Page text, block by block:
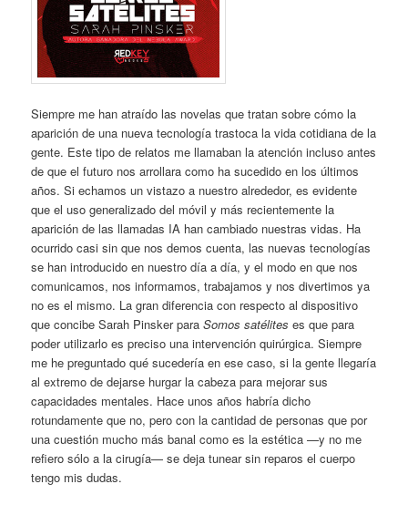
Siempre me han atraído las novelas que tratan sobre cómo la
aparición de una nueva tecnología trastoca la vida cotidiana de la
gente. Este tipo de relatos me llamaban la atención incluso antes
de que el futuro nos arrollara como ha sucedido en los últimos
años. Si echamos un vistazo a nuestro alrededor, es evidente
que el uso generalizado del móvil y más recientemente la
aparición de las llamadas IA han cambiado nuestras vidas. Ha
ocurrido casi sin que nos demos cuenta, las nuevas tecnologías
se han introducido en nuestro día a día, y el modo en que nos
comunicamos, nos informamos, trabajamos y nos divertimos ya
no es el mismo. La gran diferencia con respecto al dispositivo
que concibe Sarah Pinsker paraSomos satélites es que para
poder utilizarlo es preciso una intervención quirúrgica. Siempre
me he preguntado qué sucedería en ese caso, si la gente llegaría
al extremo de dejarse hurgar la cabeza para mejorar sus
capacidades mentales. Hace unos años habría dicho
rotundamente que no, pero con la cantidad de personas que por
una cuestión mucho más banal como es la estética —y no me
refiero sólo a la cirugía— se deja tunear sin reparos el cuerpo
tengo mis dudas.